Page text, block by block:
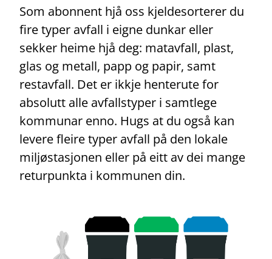
Som abonnent hjå oss kjeldesorterer du
fire typer avfall i eigne dunkar eller
sekker heime hjå deg: matavfall, plast,
glas og metall, papp og papir, samt
restavfall. Det er ikkje henterute for
absolutt alle avfallstyper i samtlege
kommunar enno. Hugs at du også kan
levere fleire typer avfall på den lokale
miljøstasjonen eller på eitt av dei mange
returpunkta i kommunen din.